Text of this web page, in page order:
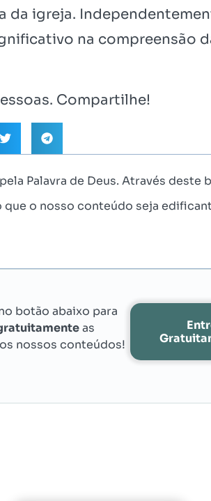
da igreja.
na compreensão
Compartilhe!
Palavra de Deus. Através deste
que o nosso conteúdo seja
botão abaixo para
as
nossos conteúdos!